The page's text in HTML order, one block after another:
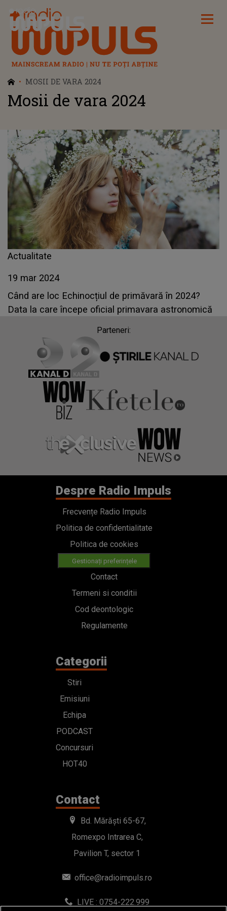
Radio Impuls
MOSII DE VARA 2024
Mosii de vara 2024
Actualitate
19 mar 2024
Când are loc Echinocțiul de primăvară în 2024?
Data la care începe oficial primavara astronomică
Parteneri:
Despre Radio Impuls
Frecvențe Radio Impuls
Politica de confidentialitate
Politica de cookies
Gestionați preferințele
Contact
Termeni si conditii
Cod deontologic
Regulamente
Categorii
Stiri
Emisiuni
Echipa
PODCAST
Concursuri
HOT40
Contact
Bd. Mărăști 65-67,
Romexpo Intrarea C,
Pavilion T, sector 1
office@radioimpuls.ro
LIVE : 0754-222.999